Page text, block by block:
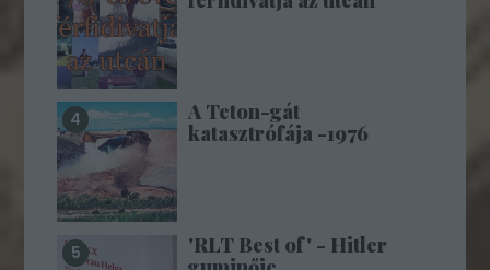
A Teton-gát
katasztrófája -1976
'RLT Best of' - Hitler